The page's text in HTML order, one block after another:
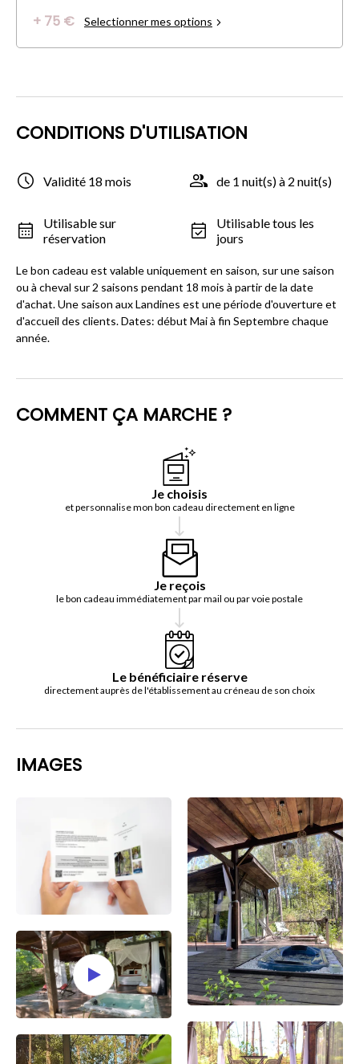
+ 75 € Selectionner mes options
CONDITIONS D'UTILISATION
Validité 18 mois de 1 nuit(s) à 2 nuit(s)
Utilisable sur
réservation
Utilisable tous les
jours
Le bon cadeau est valable uniquement en saison, sur une saison
ou à cheval sur 2 saisons pendant 18 mois à partir de la date
d'achat. Une saison aux Landines est une période d'ouverture et
d'accueil des clients. Dates: début Mai à fin Septembre chaque
année.
COMMENT ÇA MARCHE ?
Je choisis
et personnalise mon bon cadeau directement en ligne
Je reçois
le bon cadeau immédiatement par mail ou par voie postale
Le bénéficiaire réserve
directement auprès de l'établissement au créneau de son choix
IMAGES